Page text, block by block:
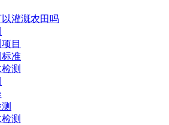
灌溉农田吗
目
准
测
测